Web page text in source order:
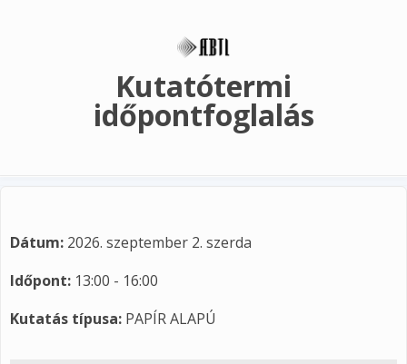
Kutatótermi
időpontfoglalás
Dátum: 2026. szeptember 2. szerda
Időpont: 13:00 - 16:00
Kutatás típusa: PAPÍR ALAPÚ